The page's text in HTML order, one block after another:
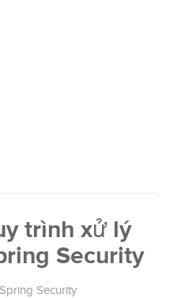
trình xử lý
Security
Spring Security